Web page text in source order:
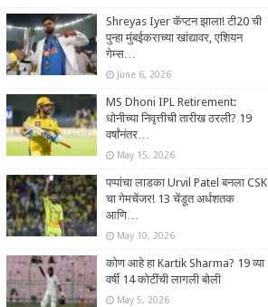
Shreyas Iyer कॅप्टन झाला! टी20 ची
पुन्हा मुंबईकराच्या खांद्यावर, एशियन
गेम्स…
June 6, 2026
MS Dhoni IPL Retirement:
धोनीच्या निवृत्तीची तारीख ठरली? 19
वर्षांनंतर…
May 15, 2026
पप्पांचा लाडका Urvil Patel बनला CSK
चा गेमचेंजर! 13 चेंडूत अर्धशतक
आणि…
May 10, 2026
कोण आहे हा Kartik Sharma? 19 व्या
वर्षी 14 कोटींची लागली बोली
May 5, 2026